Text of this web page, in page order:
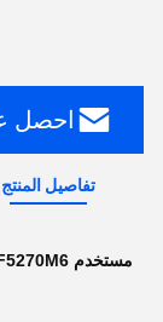
احصل
تفاصيل المنتج